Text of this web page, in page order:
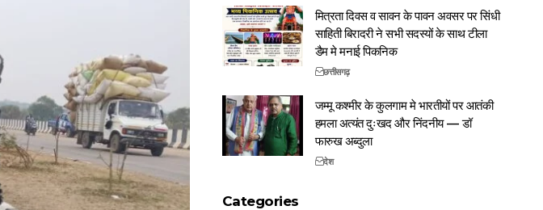
मित्रता दिवस व सावन के पावन अवसर पर सिंधी
साहिती बिरादरी ने सभी सदस्यों के साथ टीला
डैम मे मनाई पिकनिक
छत्तीसगढ़
जम्मू कश्मीर के कुलगाम मे भारतीयों पर आतंकी
हमला अत्यंत दुःखद और निंदनीय — डॉ
फारुख अब्दुला
देश
Categories